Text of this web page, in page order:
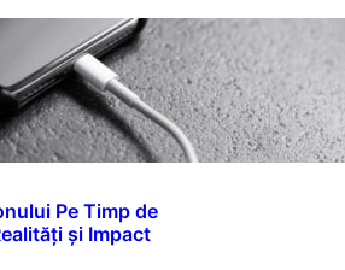
Pe Timp de
și Impact